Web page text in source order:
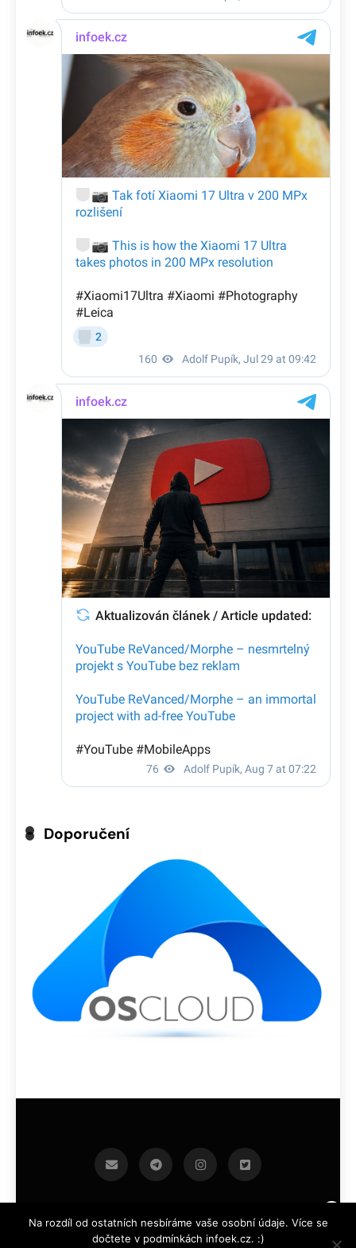
Doporučení
infoek.cz 2026.Developed By BlazeThemes .
Na rozdíl od ostatních nesbíráme vaše osobní údaje. Více se
dočtete v podmínkách infoek.cz. :)